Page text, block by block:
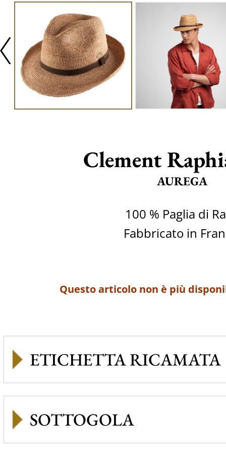
Clement
AUREGA
100 % Paglia di
Fabbricato in
Questo articolo non è più
ETICHETTA RICAMATA
SOTTOGOLA